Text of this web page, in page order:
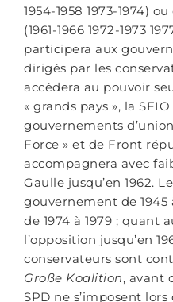
1954-1958 1973-1974)
(1961-1966 1972-1973
participera aux
dirigés par les
accédera au pouvoir
« grands pays », la
gouvernements
Force » et de Front
accompagnera avec
Gaulle jusqu’en 1962. Le
gouvernement de 1945
de 1974 à 1979 ; quant
l’opposition jusqu’en
conservateurs sont
Große Koalition, avant
SPD ne s’imposent